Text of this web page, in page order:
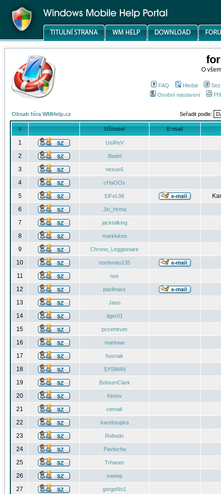
O
FAQ Hledat
Osobní nastavení
Obsah fóra WMHelp.cz Seřadit podle:
# Uživatel E-mail
1 UsiReV
2 Badel
3 nexus6
4 cHaOOs
5 EiFeL96
6
Jiri_Hrma
7 jacktalking
8 marklukes
9 Chrono_Leggionaire
10 nosferatu135
11 nox
12 pavlinaxx
13 Jaso
14 tiger01
15 pccentrum
16 marlowe
17 husnak
18 SYSMAN
19 BobsenClark
20 Kimov
21 cemak
22 karelstupka
23 Robodo
24 Pavlucha
25 Trhanec
26 sweep
27 gorgeNo1